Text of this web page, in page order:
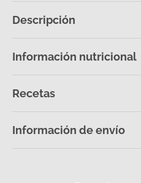
Descripción
Información nutricional
Recetas
Información de envío